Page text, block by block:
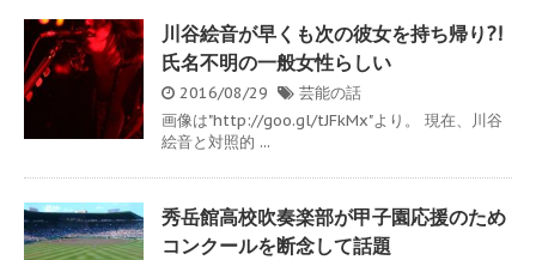
川谷絵音が早くも次の彼女を持ち帰り?!
氏名不明の一般女性らしい
2016/08/29
芸能の話
画像は"http://goo.gl/tJFkMx"より。 現在、川谷
絵音と対照的 ...
秀岳館高校吹奏楽部が甲子園応援のため
コンクールを断念して話題